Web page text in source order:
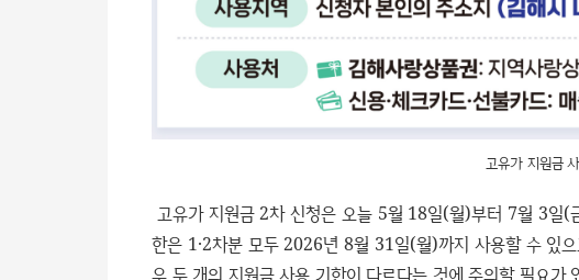
고유가 지원금
고유가 지원금 2차 신청은 오늘 5월 18일(월)부터 7월 3일
한은 1·2차분 모두 2026년 8월 31일(월)까지 사용할 수 있
우 두 개의 지원금 사용 기한이 다르다는 것에 주의할 필요가